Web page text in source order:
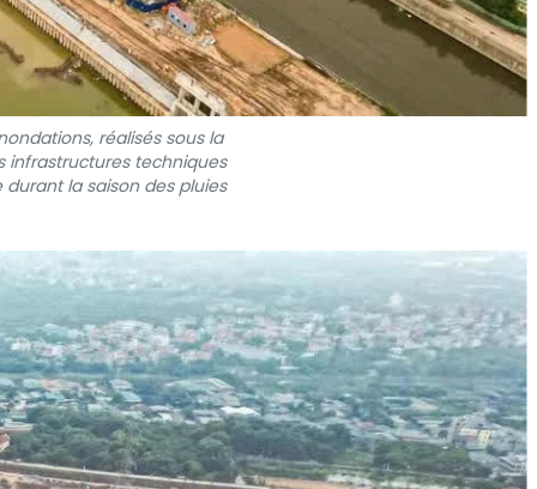
réalisés sous la
infrastructures techniques
la saison des pluies